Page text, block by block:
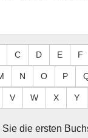
C D E F
N O P
V W X Y
die ersten